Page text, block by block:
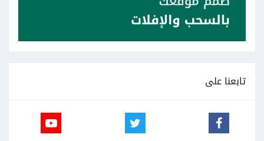
تابعنا على